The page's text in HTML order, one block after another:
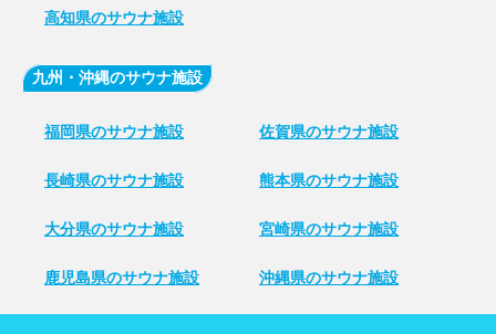
高知県のサウナ施設
九州・沖縄のサウナ施設
福岡県のサウナ施設 佐賀県のサウナ施設
長崎県のサウナ施設 熊本県のサウナ施設
大分県のサウナ施設 宮崎県のサウナ施設
鹿児島県のサウナ施設 沖縄県のサウナ施設